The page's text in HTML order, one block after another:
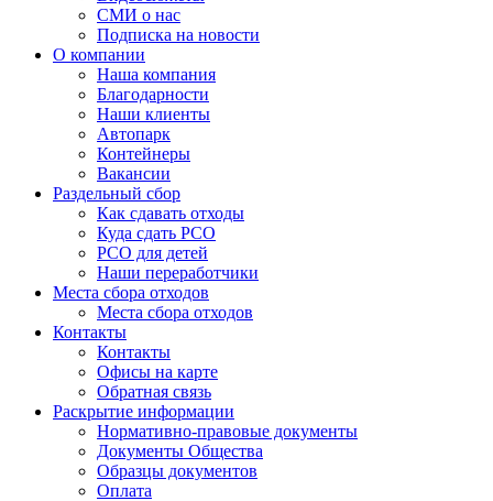
СМИ о нас
Подписка на новости
О компании
Наша компания
Благодарности
Наши клиенты
Автопарк
Контейнеры
Вакансии
Раздельный сбор
Как сдавать отходы
Куда сдать РСО
РСО для детей
Наши переработчики
Места сбора отходов
Места сбора отходов
Контакты
Контакты
Офисы на карте
Обратная связь
Раскрытие информации
Нормативно-правовые документы
Документы Общества
Образцы документов
Оплата